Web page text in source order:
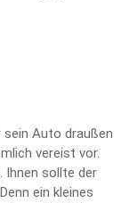
sein Auto draußen
vereist vor.
Ihnen sollte der
ein kleines